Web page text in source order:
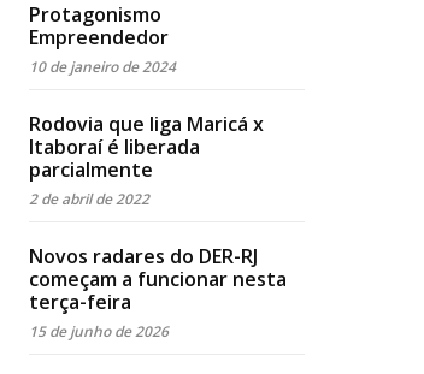
Protagonismo
Empreendedor
10 de janeiro de 2024
Rodovia que liga Maricá x
Itaboraí é liberada
parcialmente
2 de abril de 2022
Novos radares do DER-RJ
começam a funcionar nesta
terça-feira
15 de junho de 2026